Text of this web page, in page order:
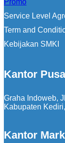
Promo
Service Level
Term and
Kebijakan SMKI
Kantor
Graha Indoweb,
Kabupaten
Kantor